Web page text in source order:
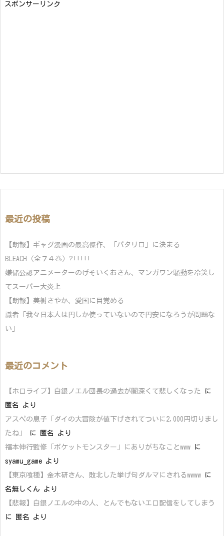
スポンサーリンク
最近の投稿
【朗報】ギャグ漫画の最高傑作、「パタリロ」に決まる
BLEACH（全７４巻）?!!!!!
嫌儲公認アニメーターのげそいくおさん、マンガワン騒動を冷笑し
てスーパー大炎上
【朗報】美樹さやか、愛国に目覚める
識者「我々日本人は円しか使っていないので円安になろうが問題な
い」
最近のコメント
【ホロライブ】白銀ノエル団長の過去が闇深くて悲しくなった
に
匿名
より
アスペの息子「ダイの大冒険が値下げされてついに2,000円切りまし
たね」
に 匿名
より
福本伸行監修「ポケットモンスター」にありがちなことwww に
syamu_game より
【東京喰種】金木研さん、敗北した挙げ句ダルマにされるwwww に
名無しくん より
【悲報】白銀ノエルの中の人、とんでもないエロ配信をしてしまう
に
匿名 より